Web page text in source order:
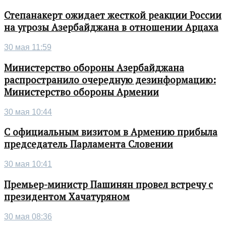
Степанакерт ожидает жесткой реакции России
на угрозы Азербайджана в отношении Арцаха
30 мая 11:59
Министерство обороны Азербайджана
распространило очередную дезинформацию:
Министерство обороны Армении
30 мая 10:44
С официальным визитом в Армению прибыла
председатель Парламента Словении
30 мая 10:41
Премьер-министр Пашинян провел встречу с
президентом Хачатуряном
30 мая 08:36